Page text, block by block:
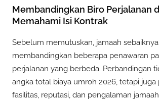
Membandingkan Biro Perjalanan
Memahami Isi Kontrak
Sebelum memutuskan, jamaah sebaiknya
membandingkan beberapa penawaran
perjalanan yang berbeda. Perbandingan
angka total biaya umroh 2026, tetapi juga
fasilitas, reputasi, dan pengalaman